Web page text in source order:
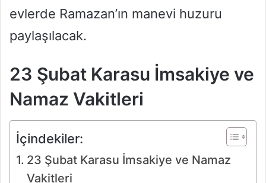
evlerde Ramazan’ın manevi huzuru
paylaşılacak.
23 Şubat Karasu İmsakiye ve
Namaz Vakitleri
İçindekiler:
23 Şubat Karasu İmsakiye ve Namaz
Vakitleri